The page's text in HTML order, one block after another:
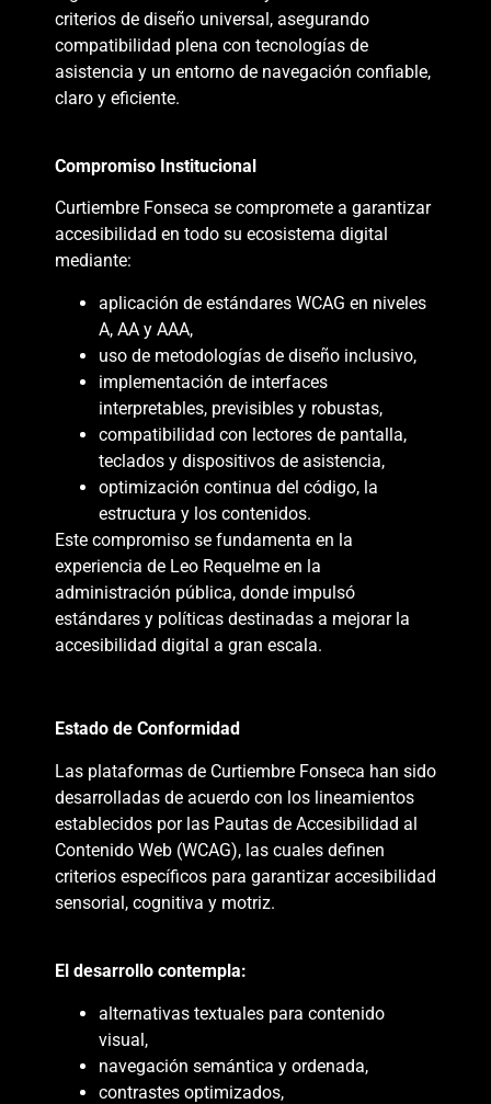
criterios de diseño universal, asegurando
compatibilidad plena con tecnologías de
asistencia y un entorno de navegación confiable,
claro y eficiente.
Compromiso Institucional
Curtiembre Fonseca se compromete a garantizar
accesibilidad en todo su ecosistema digital
mediante:
aplicación de estándares WCAG en niveles
A, AA y AAA,
uso de metodologías de diseño inclusivo,
implementación de interfaces
interpretables, previsibles y robustas,
compatibilidad con lectores de pantalla,
teclados y dispositivos de asistencia,
optimización continua del código, la
estructura y los contenidos.
Este compromiso se fundamenta en la
experiencia de Leo Requelme en la
administración pública, donde impulsó
estándares y políticas destinadas a mejorar la
accesibilidad digital a gran escala.
Estado de Conformidad
Las plataformas de Curtiembre Fonseca han sido
desarrolladas de acuerdo con los lineamientos
establecidos por las Pautas de Accesibilidad al
Contenido Web (WCAG), las cuales definen
criterios específicos para garantizar accesibilidad
sensorial, cognitiva y motriz.
El desarrollo contempla:
alternativas textuales para contenido
visual,
navegación semántica y ordenada,
contrastes optimizados,